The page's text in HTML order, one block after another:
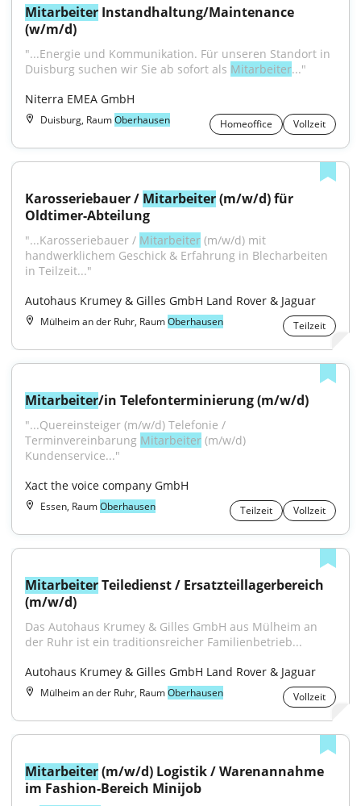
Mitarbeiter Instandhaltung/Maintenance
(w/m/d)
"...Energie und Kommunikation. Für unseren Standort in
Duisburg suchen wir Sie ab sofort als Mitarbeiter..."
Niterra EMEA GmbH
Duisburg, RaumOberhausen Homeoffice Vollzeit
Karosseriebauer / Mitarbeiter (m/w/d) für
Oldtimer-Abteilung
"...Karosseriebauer / Mitarbeiter (m/w/d) mit
handwerklichem Geschick & Erfahrung in Blecharbeiten
in Teilzeit..."
Autohaus Krumey & Gilles GmbH Land Rover & Jaguar
Mülheim an der Ruhr, RaumOberhausen Teilzeit
Mitarbeiter/in Telefonterminierung (m/w/d)
"...Quereinsteiger (m/w/d) Telefonie /
Terminvereinbarung Mitarbeiter (m/w/d)
Kundenservice..."
Xact the voice company GmbH
Essen, RaumOberhausen Teilzeit Vollzeit
Mitarbeiter Teiledienst / Ersatzteillagerbereich
(m/w/d)
Das Autohaus Krumey & Gilles GmbH aus Mülheim an
der Ruhr ist ein traditionsreicher Familienbetrieb...
Autohaus Krumey & Gilles GmbH Land Rover & Jaguar
Mülheim an der Ruhr, RaumOberhausen Vollzeit
Mitarbeiter (m/w/d) Logistik / Warenannahme
im Fashion-Bereich Minijob